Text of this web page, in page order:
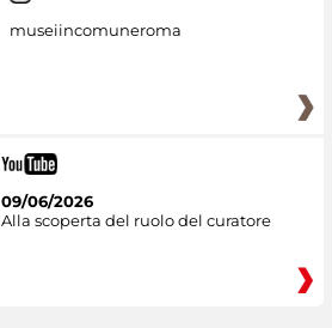
museiincomuneroma
09/06/2026
Alla scoperta del ruolo del curatore